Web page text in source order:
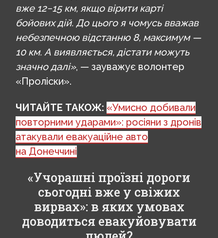
вже 12−15 км, якщо вірити карті
бойових дій. До цього я чомусь вважав
небезпечною відстанню 8, максимум —
10 км. А виявляється, дістати можуть
значно далі», — зауважує волонтер
«Проліски».
ЧИТАЙТЕ ТАКОЖ: «Умисно добивали
повторними ударами»: росіяни з дронів
атакували евакуаційне авто
на Донеччині
«Учорашні проїзні дороги
сьогодні вже у свіжих
вирвах»: в яких умовах
доводиться евакуйовувати